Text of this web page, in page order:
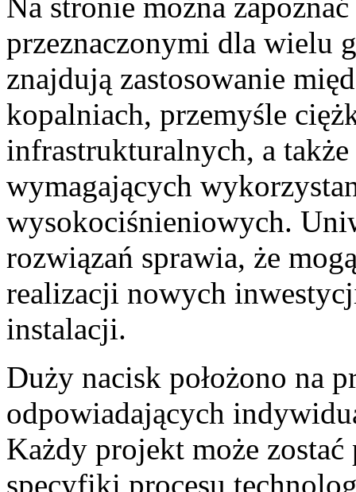
przeznaczonymi dla wielu
znajdują zastosowanie
kopalniach, przemyśle
infrastrukturalnych, a
wymagających
wysokociśnieniowych.
rozwiązań sprawia, że
realizacji nowych
instalacji.
Duży nacisk położono na
odpowiadających
Każdy projekt może
specyfiki procesu